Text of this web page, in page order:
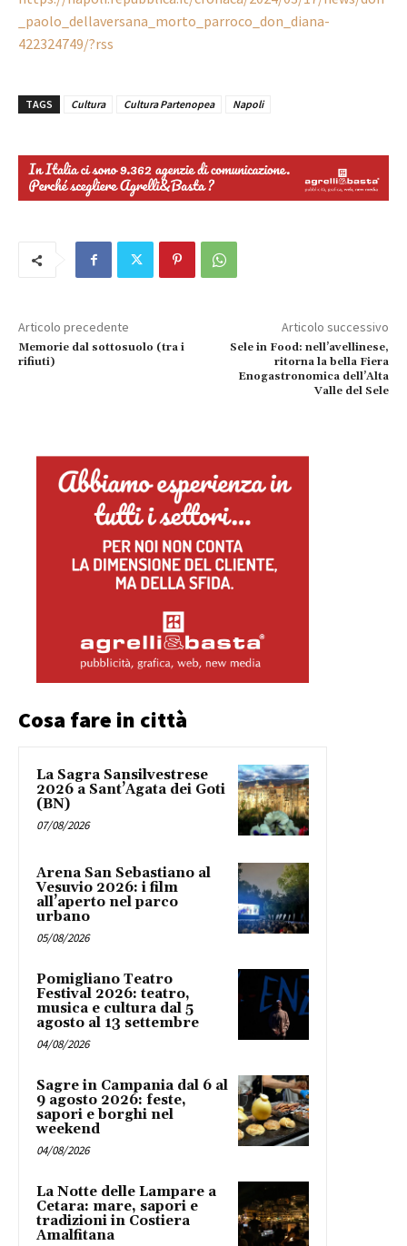
_paolo_dellaversana_morto_parroco_don_diana-
422324749/?rss
TAGS Cultura Cultura Partenopea Napoli
Articolo precedente
Memorie dal sottosuolo (tra i
rifiuti)
Articolo successivo
Sele in Food: nell’avellinese,
ritorna la bella Fiera
Enogastronomica dell’Alta
Valle del Sele
Cosa fare in città
La Sagra Sansilvestrese
2026 a Sant’Agata dei Goti
(BN)
07/08/2026
Arena San Sebastiano al
Vesuvio 2026: i film
all’aperto nel parco
urbano
05/08/2026
Pomigliano Teatro
Festival 2026: teatro,
musica e cultura dal 5
agosto al 13 settembre
04/08/2026
Sagre in Campania dal 6 al
9 agosto 2026: feste,
sapori e borghi nel
weekend
04/08/2026
La Notte delle Lampare a
Cetara: mare, sapori e
tradizioni in Costiera
Amalfitana